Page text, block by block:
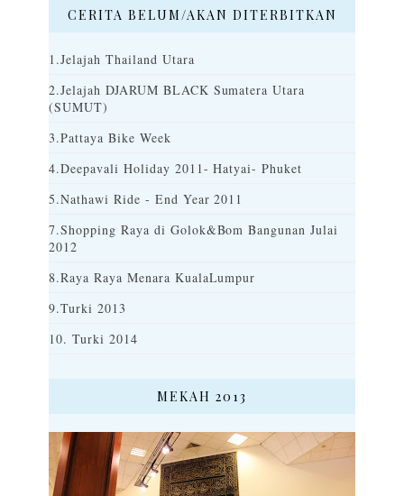
CERITA BELUM/AKAN DITERBITKAN
1.Jelajah Thailand Utara
2.Jelajah DJARUM BLACK Sumatera Utara
(SUMUT)
3.Pattaya Bike Week
4.Deepavali Holiday 2011- Hatyai- Phuket
5.Nathawi Ride - End Year 2011
7.Shopping Raya di Golok&Bom Bangunan Julai
2012
8.Raya Raya Menara KualaLumpur
9.Turki 2013
10. Turki 2014
MEKAH 2013